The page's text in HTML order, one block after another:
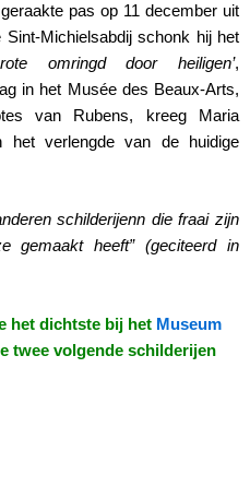
pas op 11 december uit
Sint-Michielsabdij schonk hij het
omringd door heiligen’,
in het Musée des Beaux-Arts,
van Rubens, kreeg Maria
het verlengde van de huidige
schilderijenn die fraai zijn
gemaakt heeft” (geciteerd in
het dichtste bij het Museum
twee volgende schilderijen